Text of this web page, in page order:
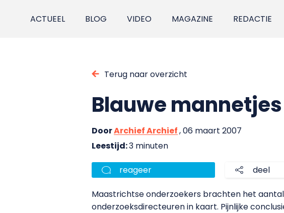
ACTUEEL BLOG VIDEO MAGAZINE REDACTIE
Terug naar overzicht
Blauwe
DoorArchief Archief, 06 maart 2007
Leestijd:3 minuten
reageer deel
Maastrichtse onderzoekers brachten het
onderzoeksdirecteuren in kaart. Pijnlijke